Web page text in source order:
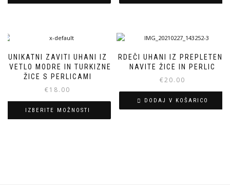
€10.00
različic.
Možnosti
lahko
strani
€10.00
različic.
Možnosti
UNIKATNI ZAVITI UHANI IZ
SVETLO MODRE IN TURKIZNE
ŽICE S PERLICAMI
€18.00
IZBERITE MOŽNOSTI
RDEČI UHANI IZ PREPLETENE
NAVITE ŽICE IN PERLIC
€20.00
DODAJ V KOŠARICO